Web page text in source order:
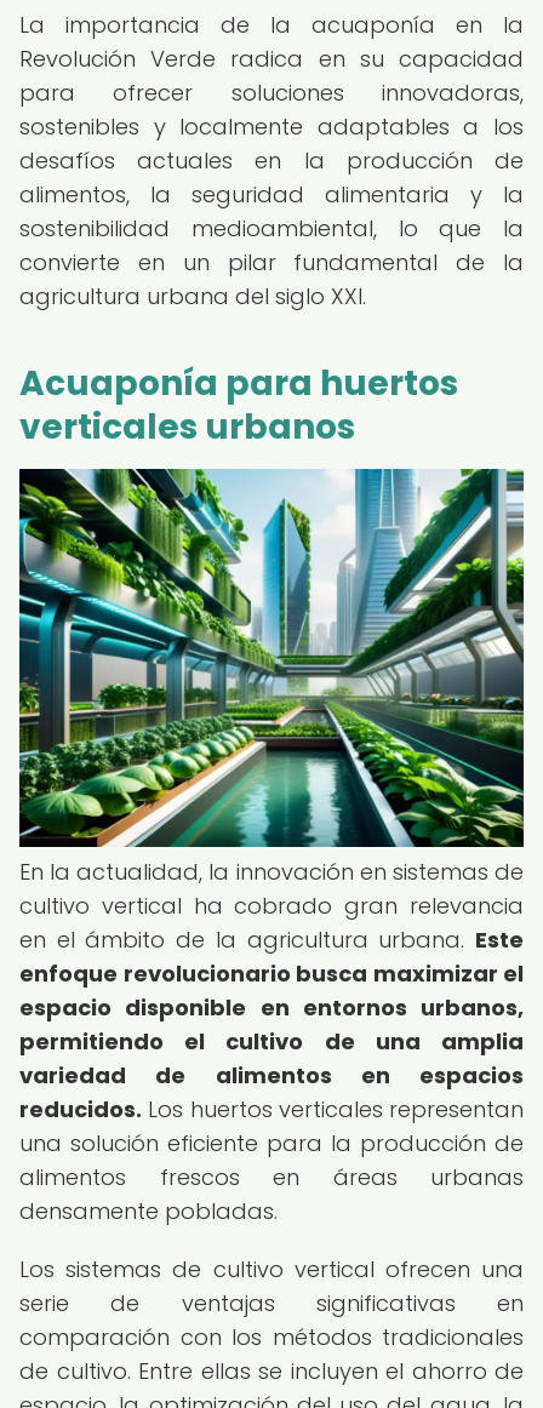
La importancia de la acuaponía en la
Revolución Verde radica en su capacidad
para ofrecer soluciones innovadoras,
sostenibles y localmente adaptables a los
desafíos actuales en la producción de
alimentos, la seguridad alimentaria y la
sostenibilidad medioambiental, lo que la
convierte en un pilar fundamental de la
agricultura urbana del siglo XXI.
Acuaponía para huertos
verticales urbanos
En la actualidad, la innovación en sistemas de
cultivo vertical ha cobrado gran relevancia
en el ámbito de la agricultura urbana. Este
enfoque revolucionario busca maximizar el
espacio disponible en entornos urbanos,
permitiendo el cultivo de una amplia
variedad de alimentos en espacios
reducidos. Los huertos verticales representan
una solución eficiente para la producción de
alimentos frescos en áreas urbanas
densamente pobladas.
Los sistemas de cultivo vertical ofrecen una
serie de ventajas significativas en
comparación con los métodos tradicionales
de cultivo. Entre ellas se incluyen el ahorro de